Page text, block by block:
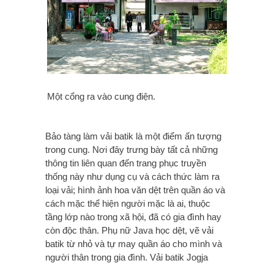
Một cổng ra vào cung điện.
Bảo tàng làm vải batik là một điểm ấn tượng
trong cung. Nơi đây trưng bày tất cả những
thông tin liên quan đến trang phục truyền
thống này như dụng cụ và cách thức làm ra
loại vải; hình ảnh hoa văn dệt trên quần áo và
cách mặc thể hiện người mặc là ai, thuộc
tầng lớp nào trong xã hội, đã có gia đình hay
còn độc thân. Phụ nữ Java học dệt, vẽ vải
batik từ nhỏ và tự may quần áo cho mình và
người thân trong gia đình. Vải batik Jogja